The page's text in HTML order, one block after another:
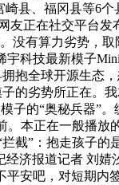
县、福冈县等6
友正在社交平台发
没有算力劣势，
科技最新模子
抱全球开源生态
的劣势所正在。
子的“奥秘兵器”
。本正在一般播放
截”：抱走孩子的
济报道记者 刘婧
安吧，对短期内